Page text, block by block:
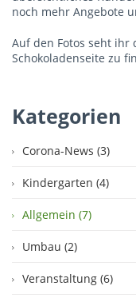
noch mehr Angebote
Auf den Fotos seht ihr
Schokoladenseite zu
Kategorien
Corona-News (3)
Kindergarten (4)
Allgemein (7)
Umbau (2)
Veranstaltung (6)